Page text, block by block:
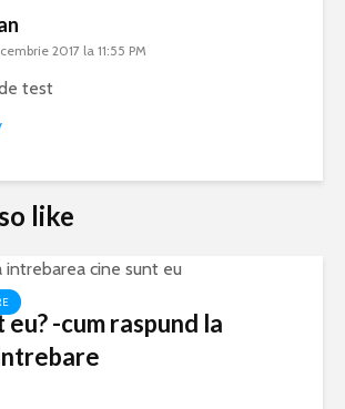
2017 la 11:55 PM
test
like
eu? -cum raspund la